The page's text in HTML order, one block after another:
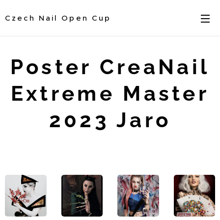
Czech Nail Open Cup
Poster CreaNail
Extreme Master
2023 Jaro